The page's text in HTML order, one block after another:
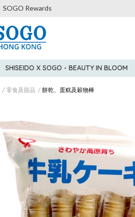
SOGO Rewards
SHISEIDO X SOGO - BEAUTY IN BLOOM
零食及甜品 餅乾、蛋糕及穀物棒